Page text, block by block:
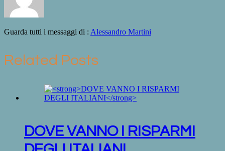
Guarda tutti i messaggi di : Alessandro Martini
Related Posts
DOVE VANNO I RISPARMI